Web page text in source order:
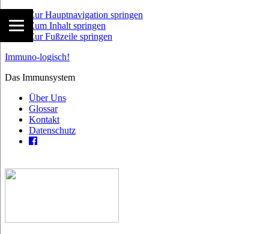
Zur Hauptnavigation springen
Zum Inhalt springen
Zur Fußzeile springen
Immuno-logisch!
Das Immunsystem
Über Uns
Glossar
Kontakt
Datenschutz